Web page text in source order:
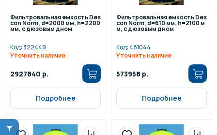
Фильтровальная емкость Des
con Norm, d=2000 мм, h=2200
мм, с дюзовым дном
Код:322449
Уточнить наличие
2927840 р.
Подробнее
Фильтровальная емкость Des
con Norm, d=610 мм, h=2100 м
м, с дюзовым дном
Код: 481044
Уточнить наличие
573958 р.
Подробнее